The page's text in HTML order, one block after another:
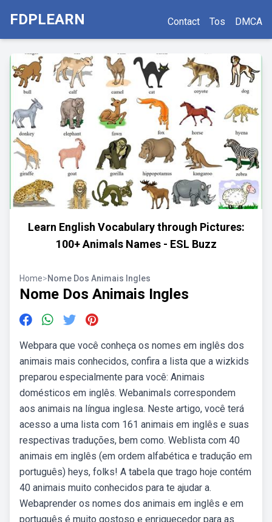
FDPLEARN Contact Tos DMCA
Learn English Vocabulary through Pictures:
100+ Animals Names - ESL Buzz
Home>Nome Dos Animais Ingles
Nome Dos Animais Ingles
Webpara que você conheça os nomes em inglês dos
animais mais conhecidos, confira a lista que a wizkids
preparou especialmente para você: Animais
domésticos em inglês. Webanimals correspondem
aos animais na língua inglesa. Neste artigo, você terá
acesso a uma lista com 161 animais em inglês e suas
respectivas traduções, bem como. Weblista com 40
animais em inglês (em ordem alfabética e tradução em
português) heys, folks! A tabela que trago hoje contém
40 animais muito conhecidos para te ajudar a.
Webaprender os nomes dos animais em inglês e em
português é muito gostoso e enriquecedor para as